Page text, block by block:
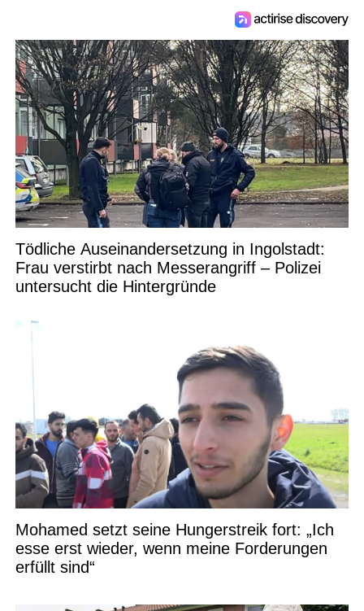
Tödliche Auseinandersetzung in Ingolstadt:
Frau verstirbt nach Messerangriff – Polizei
untersucht die Hintergründe
Mohamed setzt seine Hungerstreik fort: „Ich
esse erst wieder, wenn meine Forderungen
erfüllt sind“